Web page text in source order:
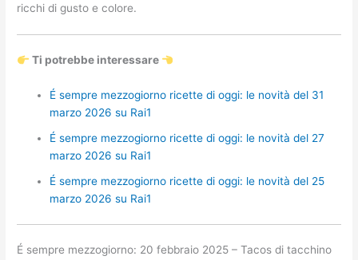
ricchi di gusto e colore.
Ti potrebbe interessare
É sempre mezzogiorno ricette di oggi: le novità del 31
marzo 2026 su Rai1
É sempre mezzogiorno ricette di oggi: le novità del 27
marzo 2026 su Rai1
É sempre mezzogiorno ricette di oggi: le novità del 25
marzo 2026 su Rai1
É sempre mezzogiorno: 20 febbraio 2025 – Tacos di tacchino